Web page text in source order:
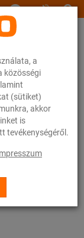
a
közösségi
(sütiket)
akkor
is
tevékenységéről.
Szűkítő karmantyúk
45 / 83